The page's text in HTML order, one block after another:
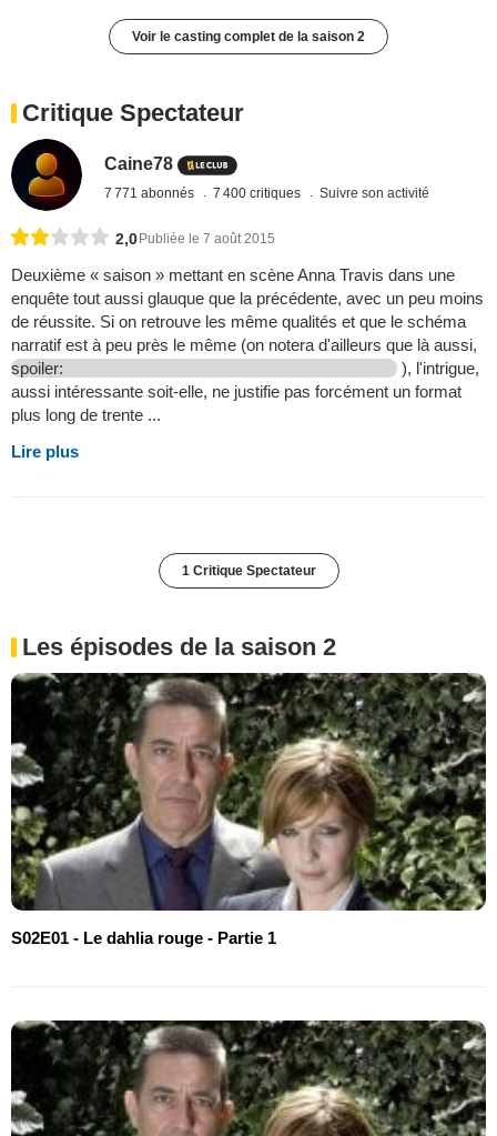
Voir le casting complet de la saison 2
Critique Spectateur
Caine78
7 771 abonnés 7 400 critiques Suivre son activité
2,0Publiée le 7 août 2015
Deuxième « saison » mettant en scène Anna Travis dans une
enquête tout aussi glauque que la précédente, avec un peu moins
de réussite. Si on retrouve les même qualités et que le schéma
narratif est à peu près le même (on notera d'ailleurs que là aussi,
spoiler:
), l'intrigue,
aussi intéressante soit-elle, ne justifie pas forcément un format
plus long de trente ...
Lire plus
1 Critique Spectateur
Les épisodes de la saison 2
S02E01 - Le dahlia rouge - Partie 1